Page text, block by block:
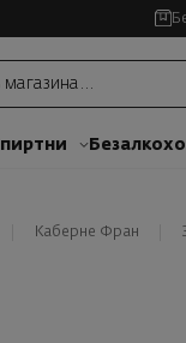
Каберне Фран